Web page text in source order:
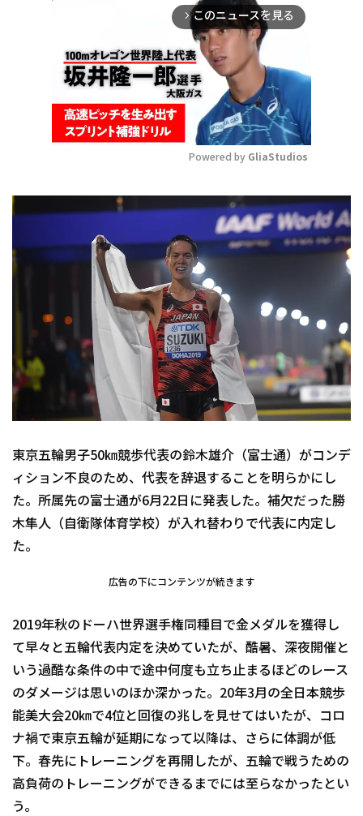
arrow_forward_ios このニュースを見る
Powered by GliaStudios
東京五輪男子50㎞競歩代表の鈴木雄介（富士通）がコンデ
ィション不良のため、代表を辞退することを明らかにし
た。所属先の富士通が6月22日に発表した。補欠だった勝
木隼人（自衛隊体育学校）が入れ替わりで代表に内定し
た。
広告の下にコンテンツが続きます
2019年秋のドーハ世界選手権同種目で金メダルを獲得し
て早々と五輪代表内定を決めていたが、酷暑、深夜開催と
いう過酷な条件の中で途中何度も立ち止まるほどのレース
のダメージは思いのほか深かった。20年3月の全日本競歩
能美大会20㎞で4位と回復の兆しを見せてはいたが、コロ
ナ禍で東京五輪が延期になって以降は、さらに体調が低
下。春先にトレーニングを再開したが、五輪で戦うための
高負荷のトレーニングができるまでには至らなかったとい
う。